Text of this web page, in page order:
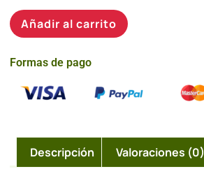
Añadir al carrito
Formas de pago
Descripción Valoraciones (0)